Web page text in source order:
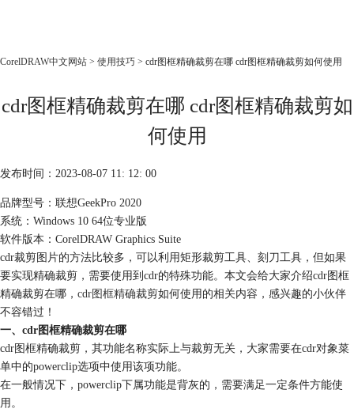
首页
产品
下载
购买
CorelDRAW中文网站 > 使用技巧 > cdr图框精确裁剪在哪 cdr图框精确裁剪如何使用
cdr图框精确裁剪在哪 cdr图框精确裁剪如
何使用
发布时间：2023-08-07 11: 12: 00
品牌型号：联想GeekPro 2020
系统：Windows 10 64位专业版
软件版本：CorelDRAW Graphics Suite
cdr裁剪图片的方法比较多，可以利用矩形裁剪工具、刻刀工具，但如果
要实现精确裁剪，需要使用到cdr的特殊功能。本文会给大家介绍cdr图框
精确裁剪在哪， cdr图框精确裁剪如何使用的相关内容，感兴趣的小伙伴
不容错过！
一、cdr图框精确裁剪在哪
cdr图框精确裁剪，其功能名称实际上与裁剪无关，大家需要在cdr对象菜
单中的powerclip选项中使用该项功能。
在一般情况下，powerclip下属功能是背灰的，需要满足一定条件方能使
用。